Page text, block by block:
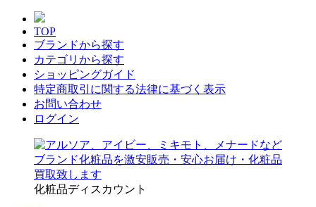
TOP
ブランドから探す
カテゴリから探す
ショッピングガイド
特定商取引に関する法律に基づく表示
お問い合わせ
ログイン
化粧品ディスカウント